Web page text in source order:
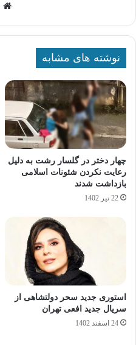
نوشته های مشابه
چهار دختر در گلسار رشت به دلیل
رعایت نکردن شئونات اسلامی
بازداشت شدند
22 تیر 1402
استوری جدید سحر دولتشاهی از
سریال جدید افعی تهران
24 اسفند 1402